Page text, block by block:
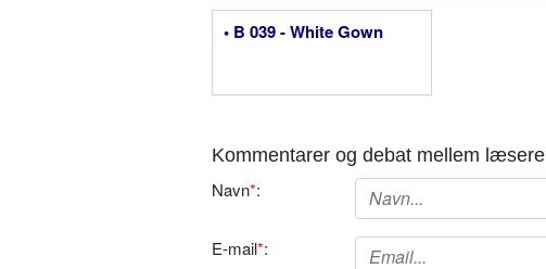
• B 039 - White Gown
Kommentarer og debat mellem læsere
Navn*:
E-mail*: